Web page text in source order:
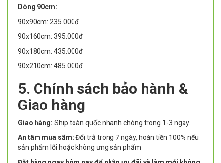
Dòng 90cm:
90x90cm: 235.000đ
90x160cm: 395.000đ
90x180cm: 435.000đ
90x210cm: 485.000đ
5. Chính sách bảo hành &
Giao hàng
Giao hàng: Ship toàn quốc nhanh chóng trong 1-3 ngày.
An tâm mua sắm: Đổi trả trong 7 ngày, hoàn tiền 100% nếu
sản phẩm lỗi hoặc không ưng sản phẩm